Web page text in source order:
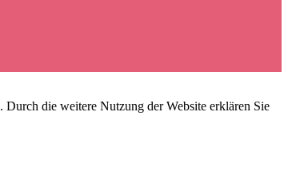
. Durch die weitere Nutzung der Website erklären Sie